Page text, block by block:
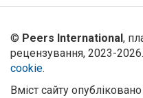
© Peers International,
рецензування, 2023-
cookie.
Вміст сайту